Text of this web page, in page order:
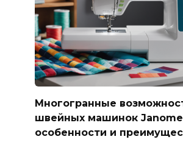
Многогранные
швейных машинок
особенности и